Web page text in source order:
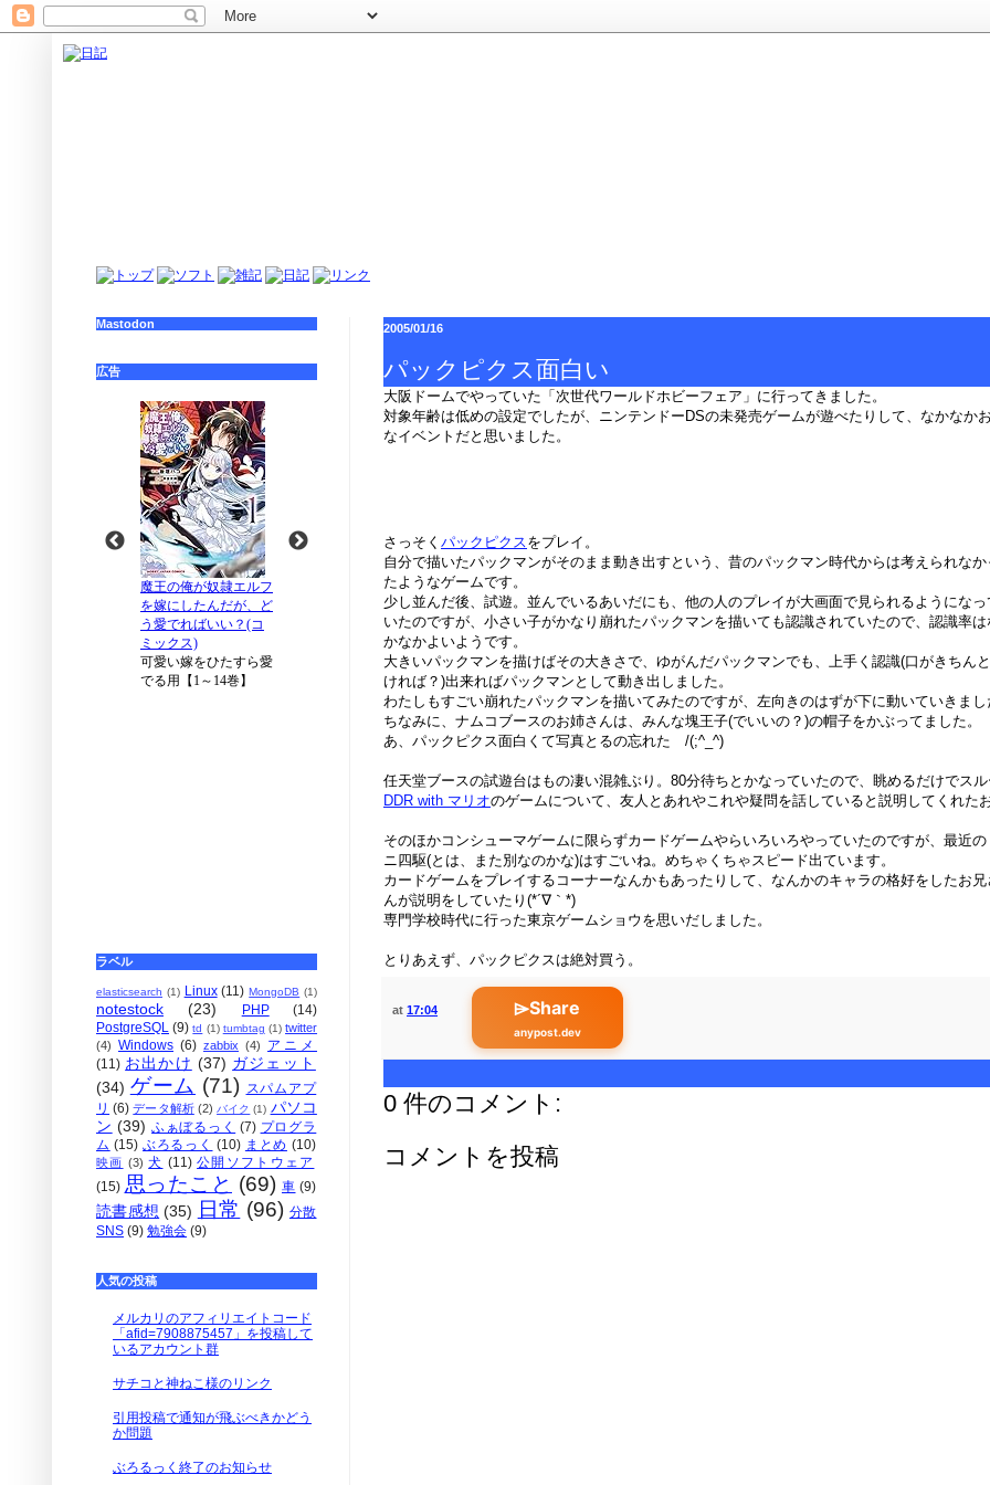
2005/01/16
パックピクス面白い
大阪ドームでやっていた「次世代ワールドホビーフェア」に行ってきました。
対象年齢は低めの設定でしたが、ニンテンドーDSの未発売ゲームが遊べたりして、なかなか
なイベントだと思いました。
さっそく パックピクス をプレイ。
自分で描いたパックマンがそのまま動き出すという、昔のパックマン時代からは考えられなか
たようなゲームです。
少し並んだ後、試遊。並んでいるあいだにも、他の人のプレイが大画面で見られるようになっ
いたのですが、小さい子がかなり崩れたパックマンを描いても認識されていたので、認識率は
かなかよいようです。
大きいパックマンを描けばその大きさで、ゆがんだパックマンでも、上手く認識(口がきちん
ければ？)出来ればパックマンとして動き出しました。
わたしもすごい崩れたパックマンを描いてみたのですが、左向きのはずが下に動いていきま
ちなみに、ナムコブースのお姉さんは、みんな塊王子(でいいの？)の帽子をかぶってました。
あ、パックピクス面白くて写真とるの忘れた /(;^_^)
任天堂ブースの試遊台はもの凄い混雑ぶり。80分待ちとかなっていたので、眺めるだけでス
DDR with マリオのゲームについて、友人とあれやこれや疑問を話していると説明してくれた
そのほかコンシューマゲームに限らずカードゲームやらいろいろやっていたのですが、最近の
ニ四駆(とは、また別なのかな)はすごいね。めちゃくちゃスピード出ています。
カードゲームをプレイするコーナーなんかもあったりして、なんかのキャラの格好をしたお兄
んが説明をしていたり(*´∇｀*)
専門学校時代に行った東京ゲームショウを思いだしました。
とりあえず、パックピクスは絶対買う。
at 17:04 ⌲Share
anypost.dev
0 件のコメント:
コメントを投稿
Mastodon
広告
ラベル
elasticsearch (1) Linux (11) MongoDB (1)
notestock (23) PHP
(14)
PostgreSQL (9) td (1) tumbtag (1) twitter
(4) Windows (6) zabbix (4)
アニメ
(11) お出かけ (37) ガジェット
(34) ゲーム (71) スパムアプ
リ (6) データ解析 (2) バイク (1) パソコ
ン (39) ふぁぼるっく (7) プログラ
ム (15) ぶろるっく (10) まとめ (10)
映画 (3) 犬 (11) 公開ソフトウェア
(15) 思ったこと (69) 車 (9)
読書感想 (35) 日常 (96) 分散
SNS (9) 勉強会 (9)
人気の投稿
メルカリのアフィリエイトコード
「afid=7908875457」を投稿して
いるアカウント群
サチコと神ねこ様のリンク
引用投稿で通知が飛ぶべきかどう
か問題
ぶろるっく終了のお知らせ